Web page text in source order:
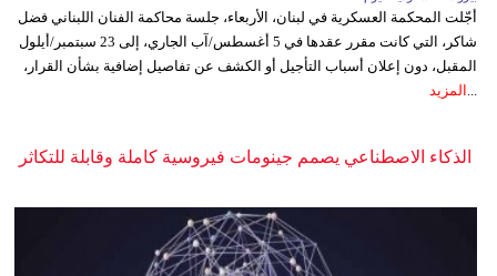
أجّلت المحكمة العسكرية في لبنان، الأربعاء، جلسة محاكمة الفنان اللبناني فضل
شاكر، التي كانت مقرر عقدها في 5 أغسطس/آب الجاري، إلى 23 سبتمبر/أيلول
المقبل، دون إعلان أسباب التأجيل أو الكشف عن تفاصيل إضافية بشأن القرار،
المزيد
الذكاء الاصطناعي يصمم جينومات فيروسية كاملة وقابلة للتكاثر